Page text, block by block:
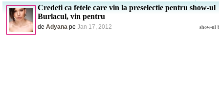
Credeti ca fetele care vin la preselectie pentru show-ul
Burlacul, vin pentru
de Adyana pe Jan 17, 2012 show-ul